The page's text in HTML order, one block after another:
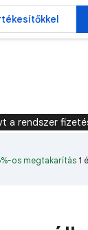
a rendszer
os megtakarítás1